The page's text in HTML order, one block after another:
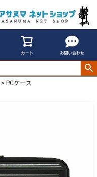
カート お問い合わせ
PCケース